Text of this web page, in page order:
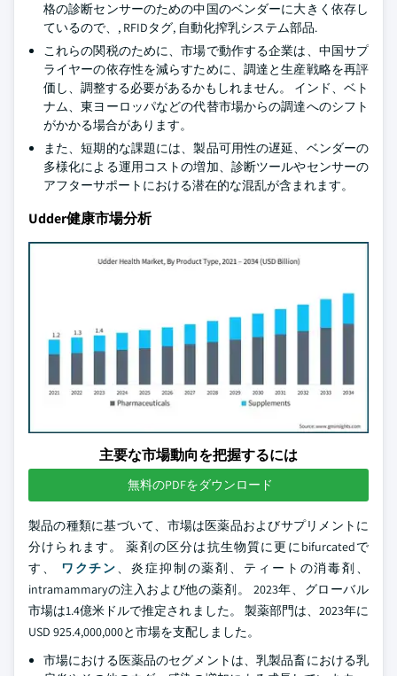
格の診断センサーのための中国のベンダーに大きく依存し
ているので、, RFIDタグ, 自動化搾乳システム部品.
これらの関税のために、市場で動作する企業は、中国サプ
ライヤーの依存性を減らすために、調達と生産戦略を再評
価し、調整する必要があるかもしれません。 インド、ベト
ナム、東ヨーロッパなどの代替市場からの調達へのシフト
がかかる場合があります。
また、短期的な課題には、製品可用性の遅延、ベンダーの
多様化による運用コストの増加、診断ツールやセンサーの
アフターサポートにおける潜在的な混乱が含まれます。
Udder健康市場分析
主要な市場動向を把握するには
無料のPDFをダウンロード
製品の種類に基づいて、市場は医薬品およびサプリメントに
分けられます。 薬剤の区分は抗生物質に更にbifurcatedで
す、 ワクチン、炎症抑制の薬剤、ティートの消毒剤、
intramammaryの注入および他の薬剤。 2023年、グローバル
市場は1.4億米ドルで推定されました。 製薬部門は、2023年に
USD 925.4,000,000と市場を支配しました。
市場における医薬品のセグメントは、乳製品畜における乳